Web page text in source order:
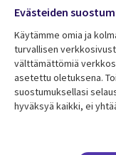
Resurssikeskus
Library
Asiakastarinat
Media
FINLAND
Evästeiden
Käytämme omia ja
turvallisen
välttämättömiä
asetettu oletuksena.
suostumuksellasi
hyväksyä kaikki, ei